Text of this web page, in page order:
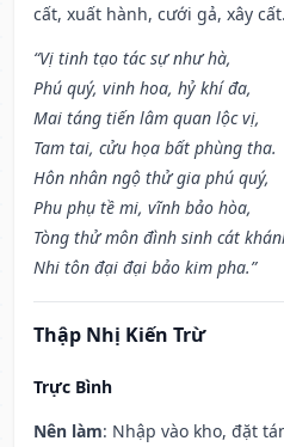
cất, xuất hành, cưới gả, xây
“Vị tinh tạo tác sự như hà,
Phú quý, vinh hoa, hỷ khí đa,
Mai táng tiến lâm quan lộc vị,
Tam tai, cửu họa bất phùng tha.
Hôn nhân ngộ thử gia phú quý,
Phu phụ tề mi, vĩnh bảo hòa,
Tòng thử môn đình sinh cát
Nhi tôn đại đại bảo kim pha.”
Thập Nhị Kiến Trừ
Trực Bình
Nên làm: Nhập vào kho, đặt